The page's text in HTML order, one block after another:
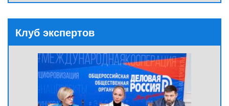
Клуб экспертов